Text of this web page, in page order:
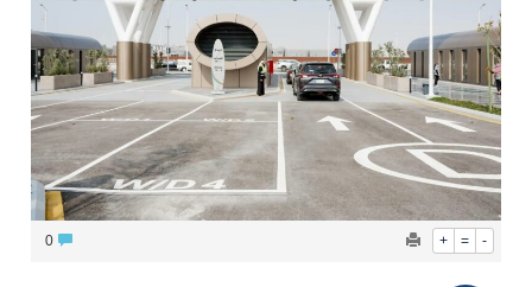
البيان المشترك لقمة مكة المكرمة للدفاع المشترك بين المملكة وتركيا وباكستان
+ = -